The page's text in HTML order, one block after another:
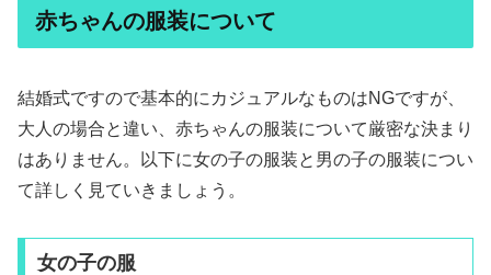
赤ちゃんの服装について
結婚式ですので基本的にカジュアルなものはNGですが、
大人の場合と違い、赤ちゃんの服装について厳密な決まり
はありません。以下に女の子の服装と男の子の服装につい
て詳しく見ていきましょう。
女の子の服